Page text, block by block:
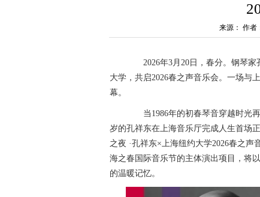
来源： 作者
2026年3月20日，春分。钢琴家
大学，共启2026春之声音乐会。一场与
幕。
当1986年的初春琴音穿越时光再
岁的孔祥东在上海音乐厅完成人生首场
之夜 ·孔祥东×上海纽约大学2026春之
海之春国际音乐节的主体演出项目，将
的温暖记忆。